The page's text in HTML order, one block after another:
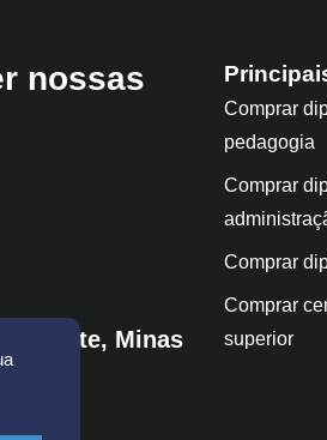
nossas
Minas
Comprar
pedagogia
Comprar
Comprar
Comprar
superior